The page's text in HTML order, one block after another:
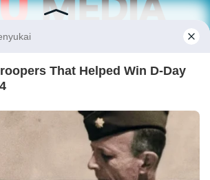
menyajikan berita aktual dan
Follow Kabarbaru